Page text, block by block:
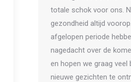
totale schok voor ons.
gezondheid altijd
afgelopen periode
nagedacht over de
en hopen we graag veel
nieuwe gezichten te